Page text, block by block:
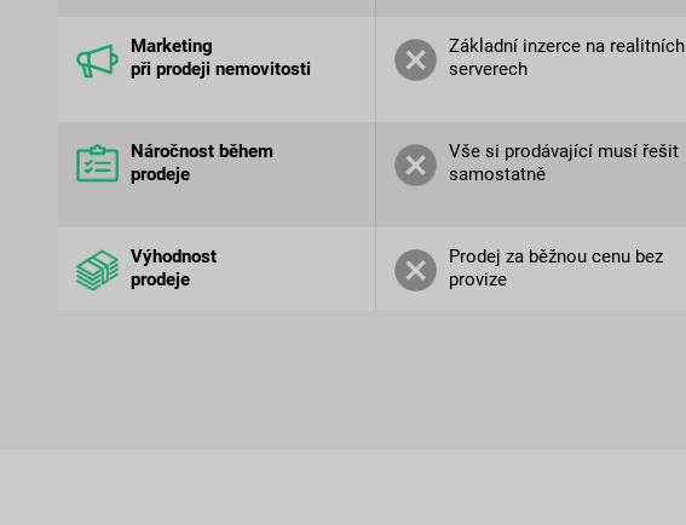
Marketing
při prodeji nemovitosti
Základní inzerce na realitních
serverech
Náročnost během
prodeje
Vše si prodávající musí řešit
samostatně
Výhodnost
prodeje
Prodej za běžnou cenu bez
provize